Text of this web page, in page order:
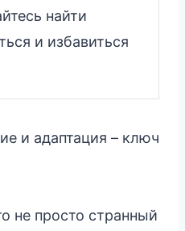
найти
и избавиться
и адаптация – ключ
не просто странный